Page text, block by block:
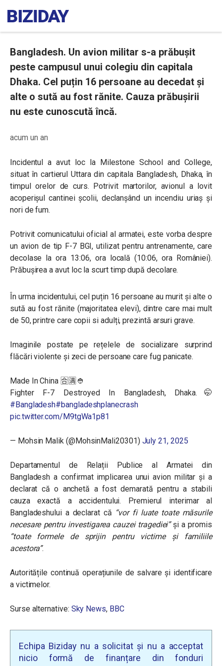
Bangladesh. Un avion militar s-a prăbușit
peste campusul unui colegiu din capitala
Dhaka. Cel puțin 16 persoane au decedat și
alte o sută au fost rănite. Cauza prăbușirii
nu este cunoscută încă.
acum un an
Incidentul a avut loc la Milestone School and College,
situat în cartierul Uttara din capitala Bangladesh, Dhaka, în
timpul orelor de curs. Potrivit martorilor, avionul a lovit
acoperișul cantinei școlii, declanșând un incendiu uriaș și
nori de fum.
Potrivit comunicatului oficial al armatei, este vorba despre
un avion de tip F-7 BGI, utilizat pentru antrenamente, care
decolase la ora 13:06, ora locală (10:06, ora României).
Prăbușirea a avut loc la scurt timp după decolare.
În urma incidentului, cel puțin 16 persoane au murit și alte o
sută au fost rănite (majoritatea elevi), dintre care mai mult
de 50, printre care copii si adulți, prezintă arsuri grave.
Imaginile postate pe rețelele de socializare surprind
flăcări violente și zeci de persoane care fug panicate.
Made In China 🈴🈵👲
Fighter F-7 Destroyed In Bangladesh, Dhaka.🤭
#Bangladesh#bangladeshplanecrash
pic.twitter.com/M9tgWa1p81
— Mohsin Malik (@MohsinMali20301) July 21, 2025
Departamentul de Relații Publice al Armatei din
Bangladesh a confirmat implicarea unui avion militar și a
declarat că o anchetă a fost demarată pentru a stabili
cauza exactă a accidentului. Premierul interimar al
Bangladeshului a declarat că “vor fi luate toate măsurile
necesare pentru investigarea cauzei tragediei”și a promis
“toate formele de sprijin pentru victime și familiile
acestora”.
Autoritățile continuă operațiunile de salvare și identificare
a victimelor.
Surse alternative: Sky News, BBC
Echipa Biziday nu a solicitat și nu a acceptat
nicio formă de finanțare din fonduri